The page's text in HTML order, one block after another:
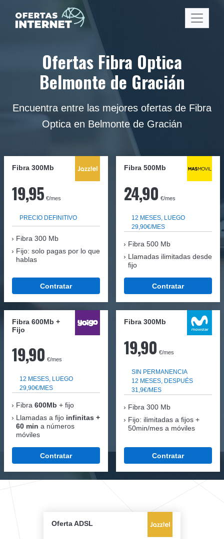
Ofertas Fibra Optica
Belmonte de Gracián
Encuentra entre las mejores ofertas de Fibra
Optica en Belmonte de Gracián
Fibra 300Mb
19,95 €/mes
PRECIO DEFINITIVO
Fibra 300 Mb
Fijo: solo pagas por lo que
hablas
Contratar
Fibra 500Mb
24,90 €/mes
12 MESES, LUEGO
29,90€/MES
Fibra 500 Mb
Llamadas ilimitadas desde
fijo
Contratar
Fibra 600Mb +
Fijo
19,90 €/mes
12 MESES, LUEGO
29,90€/MES
Fibra 600Mb + fijo
Llamadas a fijo infinitas +
60 min a números
móviles
Contratar
Fibra 300Mb
19,90 €/mes
SIN PERMANENCIA
12 MESES, DESPUÉS
31,9€/MES
Fibra 300 Mb
Fijo: ilimitadas a fijos +
50min/mes a móviles
Contratar
Oferta ADSL